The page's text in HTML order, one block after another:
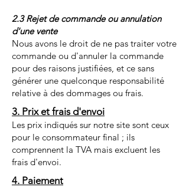
2.3 Rejet de commande ou annulation
d'une vente
Nous avons le droit de ne pas traiter votre
commande ou d'annuler la commande
pour des raisons justifiées, et ce sans
générer une quelconque responsabilité
relative à des dommages ou frais.
3. Prix et frais d'envoi
Les prix indiqués sur notre site sont ceux
pour le consommateur final ; ils
comprennent la TVA mais excluent les
frais d'envoi.
4. Paiement